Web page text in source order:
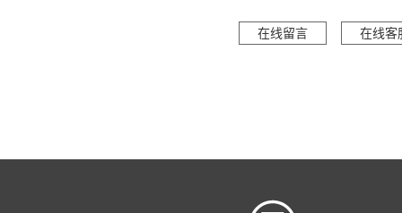
在线留言 在线客